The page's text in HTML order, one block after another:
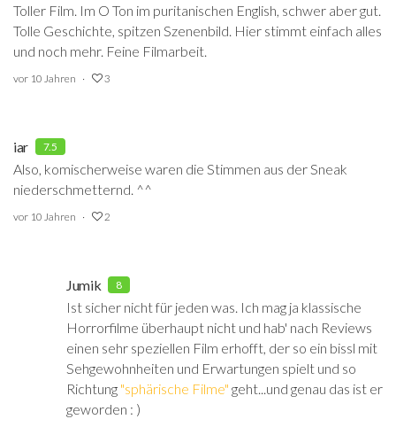
Toller Film. Im O Ton im puritanischen English, schwer aber gut.
Tolle Geschichte, spitzen Szenenbild. Hier stimmt einfach alles
und noch mehr. Feine Filmarbeit.
vor 10 Jahren 3
iar 7.5
Also, komischerweise waren die Stimmen aus der Sneak
niederschmetternd. ^^
vor 10 Jahren 2
Jumik 8
Ist sicher nicht für jeden was. Ich mag ja klassische
Horrorfilme überhaupt nicht und hab' nach Reviews
einen sehr speziellen Film erhofft, der so ein bissl mit
Sehgewohnheiten und Erwartungen spielt und so
Richtung "sphärische Filme" geht...und genau das ist er
geworden : )